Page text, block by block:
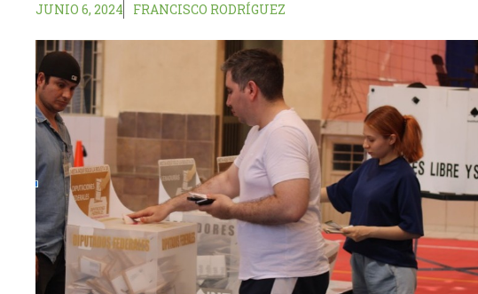
JUNIO 6, 2024 FRANCISCO RODRÍGUEZ